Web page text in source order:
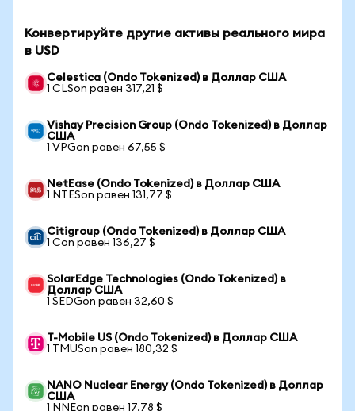
Конвертируйте другие активы реального мира
в USD
Celestica (Ondo Tokenized) в Доллар США
1 CLSon равен 317,21 $
Vishay Precision Group (Ondo Tokenized) в Доллар
США
1 VPGon равен 67,55 $
NetEase (Ondo Tokenized) в Доллар США
1 NTESon равен 131,77 $
Citigroup (Ondo Tokenized) в Доллар США
1 Con равен 136,27 $
SolarEdge Technologies (Ondo Tokenized) в
Доллар США
1 SEDGon равен 32,60 $
T-Mobile US (Ondo Tokenized) в Доллар США
1 TMUSon равен 180,32 $
NANO Nuclear Energy (Ondo Tokenized) в Доллар
США
1 NNEon равен 17,78 $